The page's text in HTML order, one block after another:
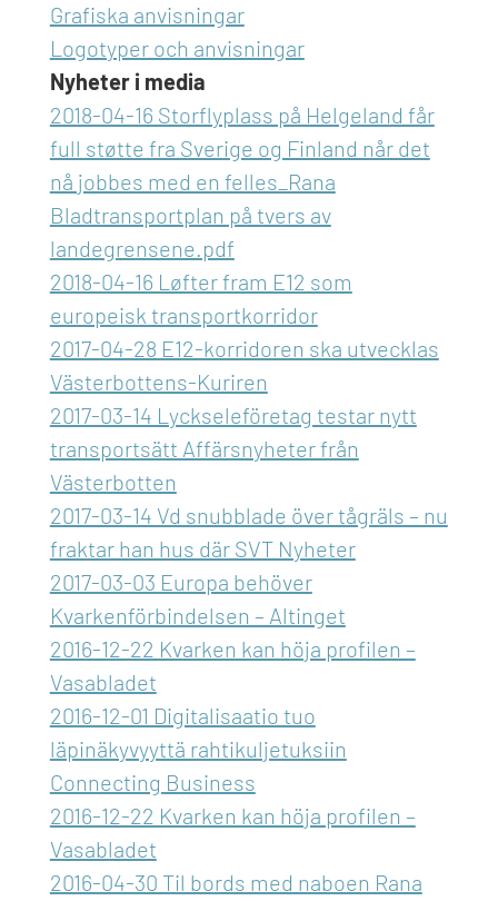
Grafiska anvisningar
Logotyper och anvisningar
Nyheter i media
2018-04-16 Storflyplass på Helgeland får
full støtte fra Sverige og Finland når det
nå jobbes med en felles_Rana
Bladtransportplan på tvers av
landegrensene.pdf
2018-04-16 Løfter fram E12 som
europeisk transportkorridor
2017-04-28 E12-korridoren ska utvecklas
Västerbottens-Kuriren
2017-03-14 Lyckseleföretag testar nytt
transportsätt Affärsnyheter från
Västerbotten
2017-03-14 Vd snubblade över tågräls – nu
fraktar han hus där SVT Nyheter
2017-03-03 Europa behöver
Kvarkenförbindelsen – Altinget
2016-12-22 Kvarken kan höja profilen –
Vasabladet
2016-12-01 Digitalisaatio tuo
läpinäkyvyyttä rahtikuljetuksiin
Connecting Business
2016-12-22 Kvarken kan höja profilen –
Vasabladet
2016-04-30 Til bords med naboen Rana